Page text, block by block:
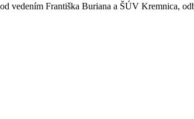
Františka Buriana a ŠÚV Kremnica,